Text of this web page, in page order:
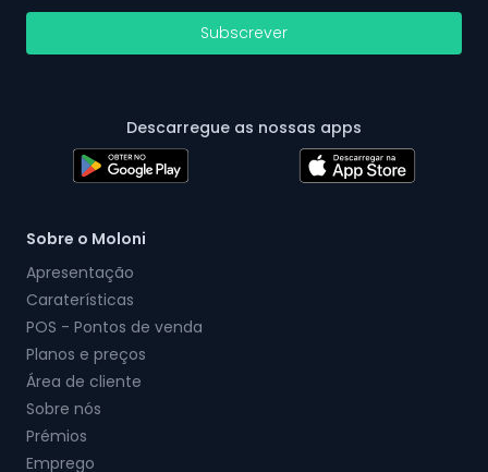
Subscrever
Descarregue as nossas apps
Sobre o Moloni
Apresentação
Caraterísticas
POS - Pontos de venda
Planos e preços
Área de cliente
Sobre nós
Prémios
Emprego